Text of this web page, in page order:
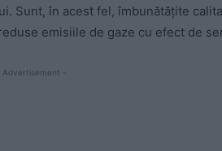
Sunt, în acest fel, îmbunătățite
emisiile de gaze cu efect de
Advertisement -